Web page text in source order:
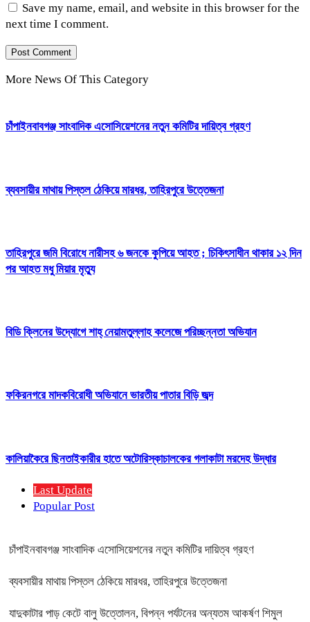
Save my name, email, and website in this browser for the
next time I comment.
More News Of This Category
চাঁপাইনবাবগঞ্জ সাংবাদিক এসোসিয়েশনের নতুন কমিটির দায়িত্ব গ্রহণ
ব্যবসায়ীর মাথায় পিস্তল ঠেকিয়ে মারধর, তাহিরপুরে উত্তেজনা
তাহিরপুরে জমি বিরোধে নারীসহ ৬ জনকে কুপিয়ে আহত ; চিকিৎসাধীন থাকার ১২ দিন
পর আহত মধু মিয়ার মৃত্যু
বিডি ক্লিনের উদ্যোগে শাহ্ নেয়ামতুল্লাহ কলেজে পরিচ্ছন্নতা অভিযান
ফকিরনগরে মাদকবিরোধী অভিযানে ভারতীয় পাতার বিড়ি জব্দ
কালিয়াকৈরে ছিনতাইকারীর হাতে অটোরিস্কাচালকের গলাকাটা মরদেহ উদ্ধার
Last Update
Popular Post
চাঁপাইনবাবগঞ্জ সাংবাদিক এসোসিয়েশনের নতুন কমিটির দায়িত্ব গ্রহণ
ব্যবসায়ীর মাথায় পিস্তল ঠেকিয়ে মারধর, তাহিরপুরে উত্তেজনা
যাদুকাটার পাড় কেটে বালু উত্তোলন, বিপন্ন পর্যটনের অন্যতম আকর্ষণ শিমুল